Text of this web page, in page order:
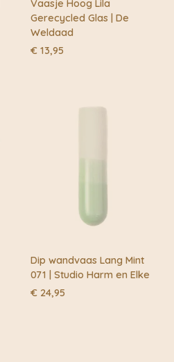
Vaasje Hoog Lila
Gerecycled Glas | De
Weldaad
€ 13,95
Dip wandvaas Lang Mint
071 | Studio Harm en Elke
€ 24,95